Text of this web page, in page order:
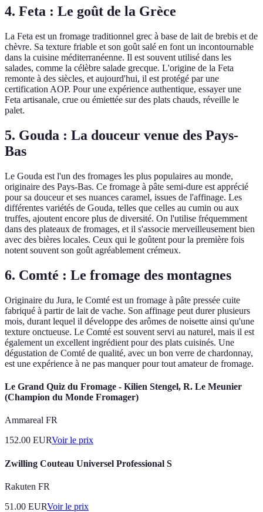
4. Feta : Le goût de la Grèce
La Feta est un fromage traditionnel grec à base de lait de brebis et de
chèvre. Sa texture friable et son goût salé en font un incontournable
dans la cuisine méditerranéenne. Il est souvent utilisé dans les
salades, comme la célèbre salade grecque. L'origine de la Feta
remonte à des siècles, et aujourd'hui, il est protégé par une
certification AOP. Pour une expérience authentique, essayer une
Feta artisanale, crue ou émiettée sur des plats chauds, réveille le
palet.
5. Gouda : La douceur venue des Pays-
Bas
Le Gouda est l'un des fromages les plus populaires au monde,
originaire des Pays-Bas. Ce fromage à pâte semi-dure est apprécié
pour sa douceur et ses nuances caramel, issues de l'affinage. Les
différentes variétés de Gouda, telles que celles au cumin ou aux
truffes, ajoutent encore plus de diversité. On l'utilise fréquemment
dans des plateaux de fromages, et il s'associe merveilleusement bien
avec des bières locales. Ceux qui le goûtent pour la première fois
notent souvent son goût agréablement crémeux.
6. Comté : Le fromage des montagnes
Originaire du Jura, le Comté est un fromage à pâte pressée cuite
fabriqué à partir de lait de vache. Son affinage peut durer plusieurs
mois, durant lequel il développe des arômes de noisette ainsi qu'une
texture onctueuse. Le Comté est souvent servi au naturel, mais il est
également un excellent ingrédient pour des plats cuisinés. Une
dégustation de Comté de qualité, avec un bon verre de chardonnay,
est une expérience à ne pas manquer pour tout amateur de fromage.
Le Grand Quiz du Fromage - Kilien Stengel, R. Le Meunier
(Champion du Monde Fromager)
Ammareal FR
152.00 EURVoir le prix
Zwilling Couteau Universel Professional S
Rakuten FR
51.00 EURVoir le prix